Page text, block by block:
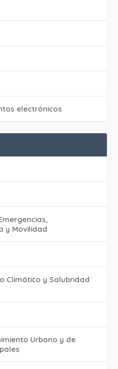
electrónicos
y Movilidad
Climático y Salubridad
Urbano y de